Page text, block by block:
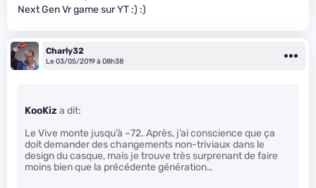
Next Gen Vr game sur YT :) :)
Charly32
Le 03/05/2019 à 08h38
KooKiz a dit:
Le Vive monte jusqu’à ~72. Après, j’ai conscience que ça
doit demander des changements non-triviaux dans le
design du casque, mais je trouve très surprenant de faire
moins bien que la précédente génération…